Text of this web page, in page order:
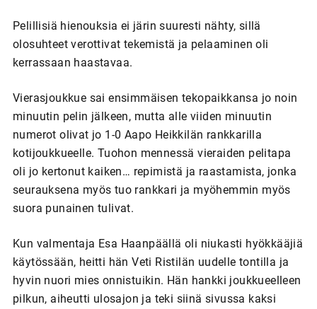
Pelillisiä hienouksia ei järin suuresti nähty, sillä
olosuhteet verottivat tekemistä ja pelaaminen oli
kerrassaan haastavaa.
Vierasjoukkue sai ensimmäisen tekopaikkansa jo noin
minuutin pelin jälkeen, mutta alle viiden minuutin
numerot olivat jo 1-0 Aapo Heikkilän rankkarilla
kotijoukkueelle. Tuohon mennessä vieraiden pelitapa
oli jo kertonut kaiken… repimistä ja raastamista, jonka
seurauksena myös tuo rankkari ja myöhemmin myös
suora punainen tulivat.
Kun valmentaja Esa Haanpäällä oli niukasti hyökkääjiä
käytössään, heitti hän Veti Ristilän uudelle tontilla ja
hyvin nuori mies onnistuikin. Hän hankki joukkueelleen
pilkun, aiheutti ulosajon ja teki siinä sivussa kaksi